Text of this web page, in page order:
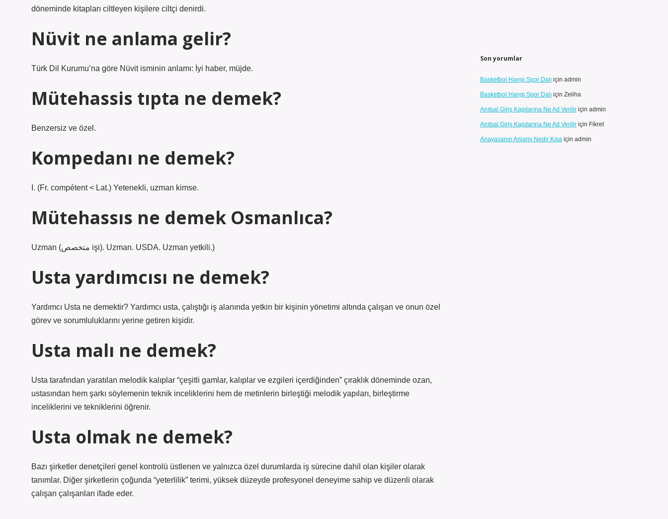
döneminde kitapları ciltleyen kişilere ciltçi denirdi.
Nüvit ne anlama gelir?
Türk Dil Kurumu’na göre Nüvit isminin anlamı: İyi haber, müjde.
Mütehassis tıpta ne demek?
Benzersiz ve özel.
Kompedanı ne demek?
I. (Fr. compétent < Lat.) Yetenekli, uzman kimse.
Mütehassıs ne demek Osmanlıca?
Uzman (متخصص işi). Uzman. USDA. Uzman yetkili.)
Usta yardımcısı ne demek?
Yardımcı Usta ne demektir? Yardımcı usta, çalıştığı iş alanında yetkin bir kişinin yönetimi altında çalışan ve onun özel
görev ve sorumluluklarını yerine getiren kişidir.
Usta malı ne demek?
Usta tarafından yaratılan melodik kalıplar “çeşitli gamlar, kalıplar ve ezgileri içerdiğinden” çıraklık döneminde ozan,
ustasından hem şarkı söylemenin teknik inceliklerini hem de metinlerin birleştiği melodik yapıları, birleştirme
inceliklerini ve tekniklerini öğrenir.
Usta olmak ne demek?
Bazı şirketler denetçileri genel kontrolü üstlenen ve yalnızca özel durumlarda iş sürecine dahil olan kişiler olarak
tanımlar. Diğer şirketlerin çoğunda “yeterlilik” terimi, yüksek düzeyde profesyonel deneyime sahip ve düzenli olarak
çalışan çalışanları ifade eder.
Son yorumlar
Basketbol Hangi Spor Dalıiçin admin
Basketbol Hangi Spor Dalıiçin Zeliha
Anıtsal Giriş Kapılarına Ne Ad Veriliriçin admin
Anıtsal Giriş Kapılarına Ne Ad Veriliriçin Fikret
Anayasanın Anlamı Nedir Kısaiçin admin